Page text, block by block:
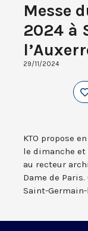
Messe
2024 à
29/11/2024
KTO propose
le dimanche et
au recteur
Dame de
Saint-Germain-